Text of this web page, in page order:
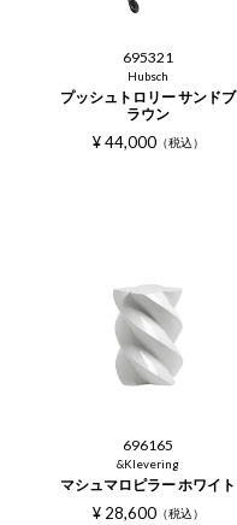
695321
Hubsch
プッシュトロリー サンドブ
ラウン
¥ 44,000 税込
696165
&Klevering
マシュマロピラー ホワイト
¥ 28,600 税込